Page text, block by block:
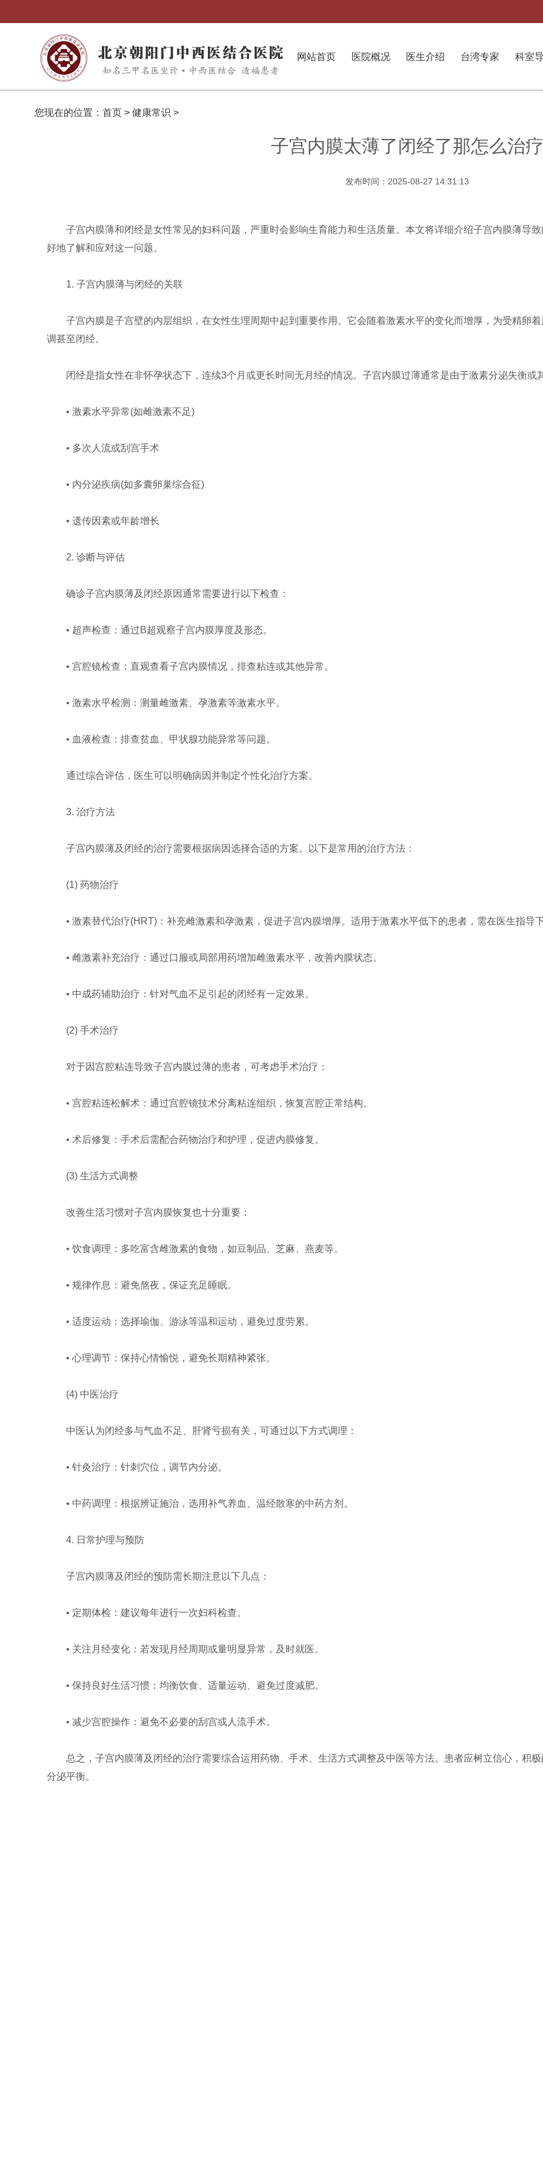
网站首页 医院概况 医生介绍 台湾专家 科室
您现在的位置： 首页 > 健康常识 >
子宫内膜太薄了闭经了那怎么治疗
发布时间：2025-08-27 14:31:13
子宫内膜薄和闭经是女性常见的妇科问题，严重时会影响生育能力和生活质量。本文将详细介绍子宫内膜薄导
好地了解和应对这一问题。
1. 子宫内膜薄与闭经的关联
子宫内膜是子宫壁的内层组织，在女性生理周期中起到重要作用。它会随着激素水平的变化而增厚，为受精卵
调甚至闭经。
闭经是指女性在非怀孕状态下，连续3个月或更长时间无月经的情况。子宫内膜过薄通常是由于激素分泌失衡或
• 激素水平异常(如雌激素不足)
• 多次人流或刮宫手术
• 内分泌疾病(如多囊卵巢综合征)
• 遗传因素或年龄增长
2. 诊断与评估
确诊子宫内膜薄及闭经原因通常需要进行以下检查：
• 超声检查：通过B超观察子宫内膜厚度及形态。
• 宫腔镜检查：直观查看子宫内膜情况，排查粘连或其他异常。
• 激素水平检测：测量雌激素、孕激素等激素水平。
• 血液检查：排查贫血、甲状腺功能异常等问题。
通过综合评估，医生可以明确病因并制定个性化治疗方案。
3. 治疗方法
子宫内膜薄及闭经的治疗需要根据病因选择合适的方案。以下是常用的治疗方法：
(1) 药物治疗
• 激素替代治疗(HRT)：补充雌激素和孕激素，促进子宫内膜增厚。适用于激素水平低下的患者，需在医生指导
• 雌激素补充治疗：通过口服或局部用药增加雌激素水平，改善内膜状态。
• 中成药辅助治疗：针对气血不足引起的闭经有一定效果。
(2) 手术治疗
对于因宫腔粘连导致子宫内膜过薄的患者，可考虑手术治疗：
• 宫腔粘连松解术：通过宫腔镜技术分离粘连组织，恢复宫腔正常结构。
• 术后修复：手术后需配合药物治疗和护理，促进内膜修复。
(3) 生活方式调整
改善生活习惯对子宫内膜恢复也十分重要：
• 饮食调理：多吃富含雌激素的食物，如豆制品、芝麻、燕麦等。
• 规律作息：避免熬夜，保证充足睡眠。
• 适度运动：选择瑜伽、游泳等温和运动，避免过度劳累。
• 心理调节：保持心情愉悦，避免长期精神紧张。
(4) 中医治疗
中医认为闭经多与气血不足、肝肾亏损有关，可通过以下方式调理：
• 针灸治疗：针刺穴位，调节内分泌。
• 中药调理：根据辨证施治，选用补气养血、温经散寒的中药方剂。
4. 日常护理与预防
子宫内膜薄及闭经的预防需长期注意以下几点：
• 定期体检：建议每年进行一次妇科检查。
• 关注月经变化：若发现月经周期或量明显异常，及时就医。
• 保持良好生活习惯：均衡饮食、适量运动、避免过度减肥。
• 减少宫腔操作：避免不必要的刮宫或人流手术。
总之，子宫内膜薄及闭经的治疗需要综合运用药物、手术、生活方式调整及中医等方法。患者应树立信心，积
分泌平衡。